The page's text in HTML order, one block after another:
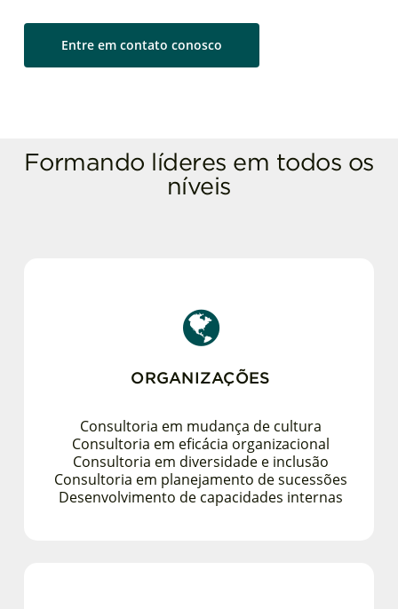
Entre em contato conosco
Formando líderes em todos os
níveis
ORGANIZAÇÕES
Consultoria em mudança de cultura
Consultoria em eficácia organizacional
Consultoria em diversidade e inclusão
Consultoria em planejamento de sucessões
Desenvolvimento de capacidades internas